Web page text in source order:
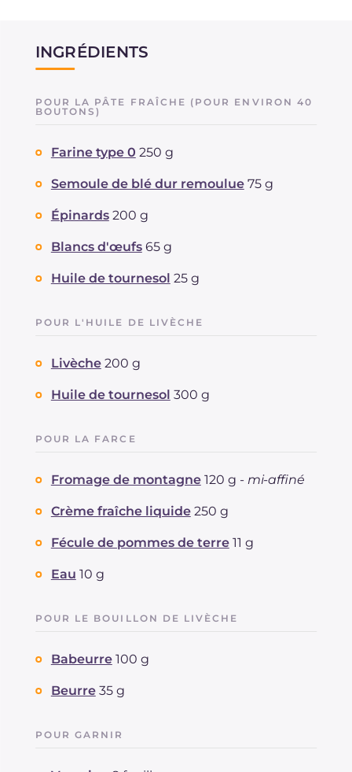
INGRÉDIENTS
POUR LA PÂTE FRAÎCHE (POUR ENVIRON 40
BOUTONS)
Farine type 0 250 g
Semoule de blé dur remoulue 75 g
Épinards 200 g
Blancs d'œufs 65 g
Huile de tournesol 25 g
POUR L'HUILE DE LIVÈCHE
Livèche 200 g
Huile de tournesol 300 g
POUR LA FARCE
Fromage de montagne 120 g - mi-affiné
Crème fraîche liquide 250 g
Fécule de pommes de terre 11 g
Eau 10 g
POUR LE BOUILLON DE LIVÈCHE
Babeurre 100 g
Beurre 35 g
POUR GARNIR